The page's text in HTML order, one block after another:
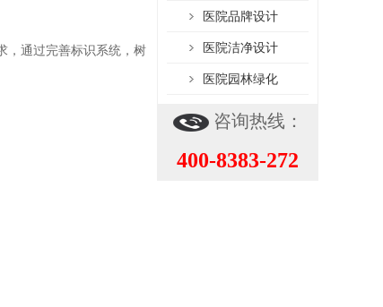
医院品牌设计
医院洁净设计
医院园林绿化
咨询热线：
400-8383-272
，通过完善标识系统，树